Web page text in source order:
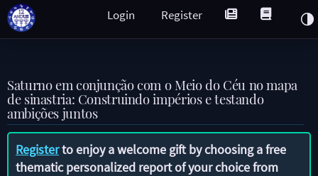
Register
Login
Saturno em conjunção com o Meio do Céu no mapa
de sinastria: Construindo impérios e testando
ambições juntos
Registerto enjoy a welcome gift by choosing a free
thematic personalized report of your choice from